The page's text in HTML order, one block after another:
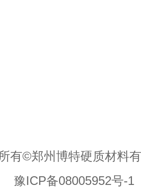
有©郑州博特硬质材料
豫ICP备08005952号-1